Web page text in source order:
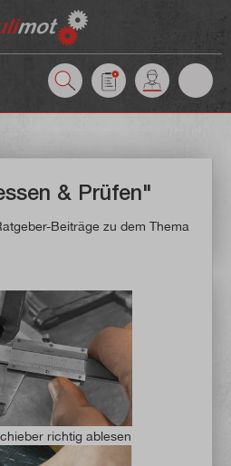
& Prüfen"
Beiträge zu dem Thema
richtig ablesen